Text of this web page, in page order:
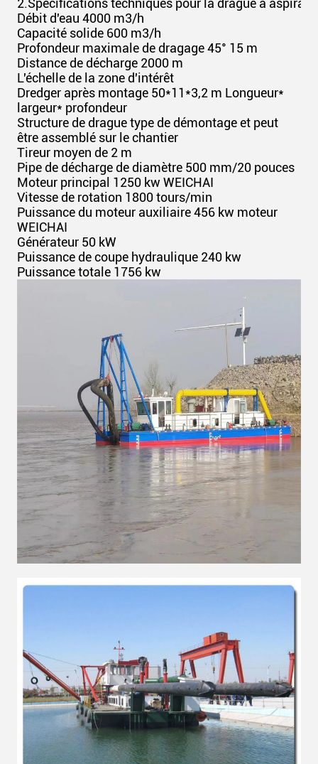
2.Spécifications techniques pour la drague à
Débit d'eau 4000 m3/h
Capacité solide 600 m3/h
Profondeur maximale de dragage 45° 15 m
Distance de décharge 2000 m
L'échelle de la zone d'intérêt
Dredger après montage 50*11*3,2 m Longueur*
largeur* profondeur
Structure de drague type de démontage et peut
être assemblé sur le chantier
Tireur moyen de 2 m
Pipe de décharge de diamètre 500 mm/20 pouces
Moteur principal 1250 kw WEICHAI
Vitesse de rotation 1800 tours/min
Puissance du moteur auxiliaire 456 kw moteur
WEICHAI
Générateur 50 kW
Puissance de coupe hydraulique 240 kw
Puissance totale 1756 kw